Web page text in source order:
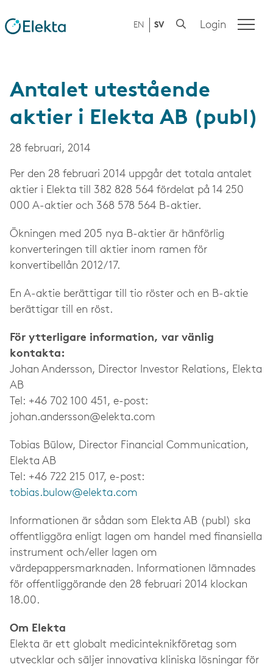
EN SV Login
Antalet utestående
aktier i Elekta AB (publ)
28 februari, 2014
Per den 28 februari 2014 uppgår det totala antalet
aktier i Elekta till 382 828 564 fördelat på 14 250
000 A-aktier och 368 578 564 B-aktier.
Ökningen med 205 nya B-aktier är hänförlig
konverteringen till aktier inom ramen för
konvertibellån 2012/17.
En A-aktie berättigar till tio röster och en B-aktie
berättigar till en röst.
För ytterligare information, var vänlig
kontakta:
Johan Andersson, Director Investor Relations, Elekta
AB
Tel: +46 702 100 451, e-post:
johan.andersson@elekta.com
Tobias Bülow, Director Financial Communication,
Elekta AB
Tel: +46 722 215 017, e-post:
tobias.bulow@elekta.com
Informationen är sådan som Elekta AB (publ) ska
offentliggöra enligt lagen om handel med finansiella
instrument och/eller lagen om
värdepappersmarknaden. Informationen lämnades
för offentliggörande den 28 februari 2014 klockan
18.00.
Om Elekta
Elekta är ett globalt medicinteknikföretag som
utvecklar och säljer innovativa kliniska lösningar för